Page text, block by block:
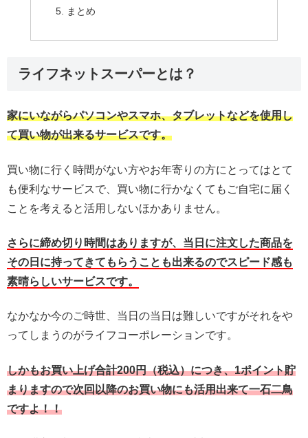
まとめ
ライフネットスーパーとは？
家にいながらパソコンやスマホ、タブレットなどを使用し
て買い物が出来るサービスです。
買い物に行く時間がない方やお年寄りの方にとってはとて
も便利なサービスで、買い物に行かなくてもご自宅に届く
ことを考えると活用しないほかありません。
さらに締め切り時間はありますが、当日に注文した商品を
その日に持ってきてもらうことも出来るのでスピード感も
素晴らしいサービスです。
なかなか今のご時世、当日の当日は難しいですがそれをや
ってしまうのがライフコーポレーションです。
しかもお買い上げ合計200円（税込）につき、1ポイント貯
まりますので次回以降のお買い物にも活用出来て一石二鳥
ですよ！！